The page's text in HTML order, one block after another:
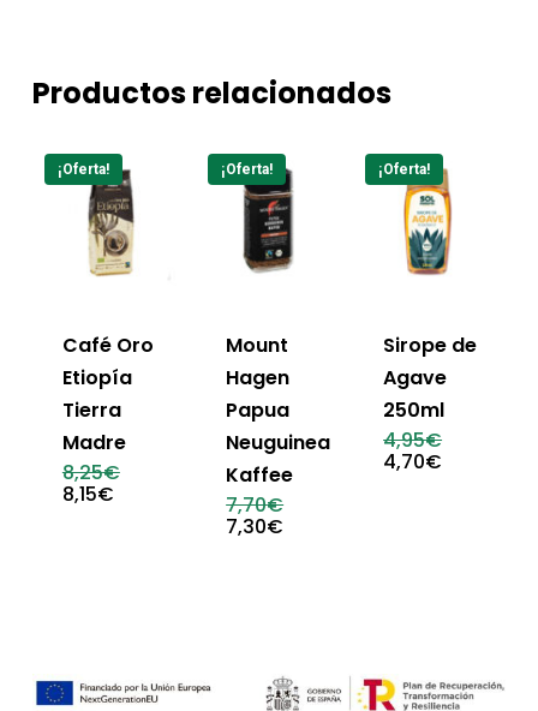
Productos relacionados
¡Oferta!
Café Oro
Etiopía
Tierra
Madre
8,25€El
8,15€El
¡Oferta!
Mount
Hagen
Papua
Neuguinea
Kaffee
7,70€El
7,30€
¡Oferta!
Sirope de
Agave
250ml
4,95€El
4,70€